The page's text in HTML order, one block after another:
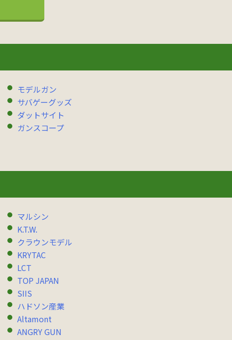
モデルガン
サバゲーグッズ
ダットサイト
ガンスコープ
マルシン
K.T.W.
クラウンモデル
KRYTAC
LCT
TOP JAPAN
SIIS
ハドソン産業
Altamont
ANGRY GUN